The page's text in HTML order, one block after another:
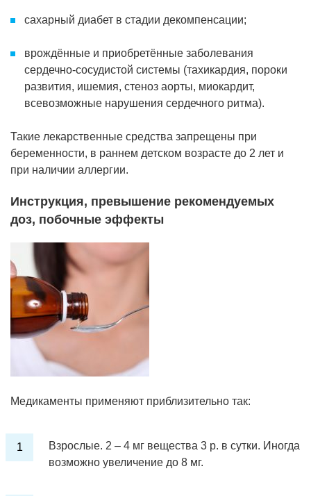
сахарный диабет в стадии декомпенсации;
врождённые и приобретённые заболевания
сердечно-сосудистой системы (тахикардия, пороки
развития, ишемия, стеноз аорты, миокардит,
всевозможные нарушения сердечного ритма).
Такие лекарственные средства запрещены при
беременности, в раннем детском возрасте до 2 лет и
при наличии аллергии.
Инструкция, превышение рекомендуемых
доз, побочные эффекты
Медикаменты применяют приблизительно так:
Взрослые. 2 – 4 мг вещества 3 р. в сутки. Иногда
возможно увеличение до 8 мг.